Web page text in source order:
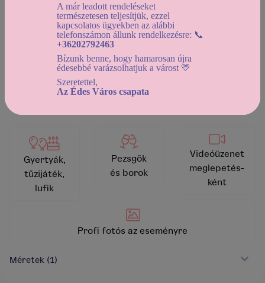
Holnapután (2026-08-11) 12:30-tól
Használd adátumszűrőt , az elérhető kínálat
megtekintéséhez!
vissza a kínálathoz
Gyertyák,
tűzijáték,
lufik
Pezsgők
és borok
Videóüzenet
meglepetés-
ként
Profi fotós az eseményre
Méretek (1)
A már leadott rendeléseket
természetesen teljesítjük, ezzel
kapcsolatos ügyekben az alábbi
telefonszámon állunk rendelkezésre: 📞
+36202792463
Bízunk benne, hogy hamarosan újra
édesebbé varázsolhatjuk a várost 💛
Szeretettel,
Az Édes Város csapata